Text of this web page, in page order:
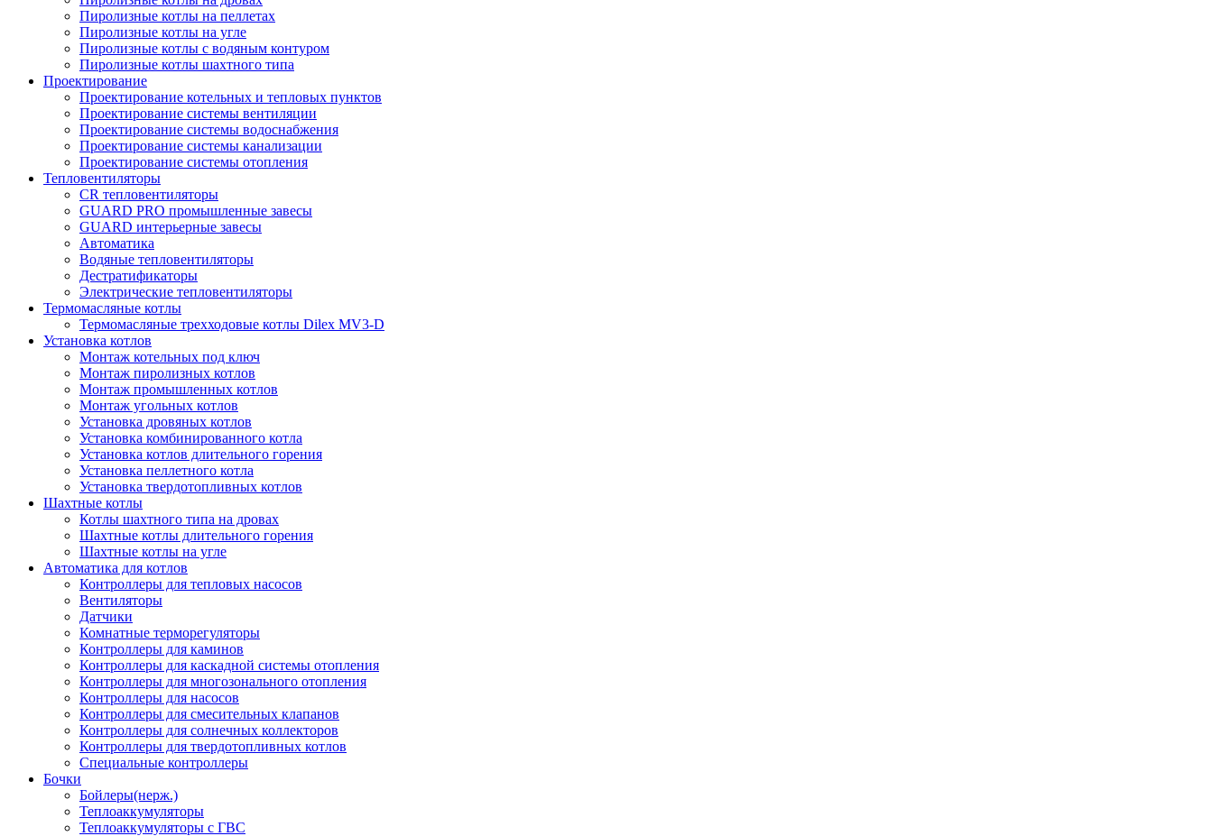
Пиролизные котлы на пеллетах
Пиролизные котлы на угле
Пиролизные котлы с водяным контуром
Пиролизные котлы шахтного типа
Проектирование
Проектирование котельных и тепловых пунктов
Проектирование системы вентиляции
Проектирование системы водоснабжения
Проектирование системы канализации
Проектирование системы отопления
Тепловентиляторы
CR тепловентиляторы
GUARD PRO промышленные завесы
GUARD интерьерные завесы
Автоматика
Водяные тепловентиляторы
Дестратификаторы
Электрические тепловентиляторы
Термомасляные котлы
Термомасляные трехходовые котлы Dilex MV3-D
Установка котлов
Монтаж котельных под ключ
Монтаж пиролизных котлов
Монтаж промышленных котлов
Монтаж угольных котлов
Установка дровяных котлов
Установка комбинированного котла
Установка котлов длительного горения
Установка пеллетного котла
Установка твердотопливных котлов
Шахтные котлы
Котлы шахтного типа на дровах
Шахтные котлы длительного горения
Шахтные котлы на угле
Автоматика для котлов
Контроллеры для тепловых насосов
Вентиляторы
Датчики
Комнатные терморегуляторы
Контроллеры для каминов
Контроллеры для каскадной системы отопления
Контроллеры для многозонального отопления
Контроллеры для насосов
Контроллеры для смесительных клапанов
Контроллеры для солнечных коллекторов
Контроллеры для твердотопливных котлов
Специальные контроллеры
Бочки
Бойлеры(нерж.)
Теплоаккумуляторы
Теплоаккумуляторы с ГВС